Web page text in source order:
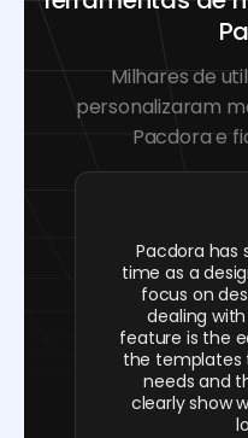
Milhares de
personalizaram
Pacdora e
Pacdora has
time as a
focus on
dealing
feature is the
the templates
needs and
clearly show